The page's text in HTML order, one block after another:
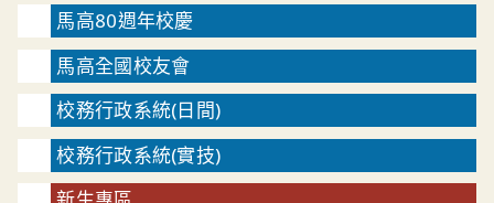
馬高80週年校慶
馬高全國校友會
校務行政系統(日間)
校務行政系統(實技)